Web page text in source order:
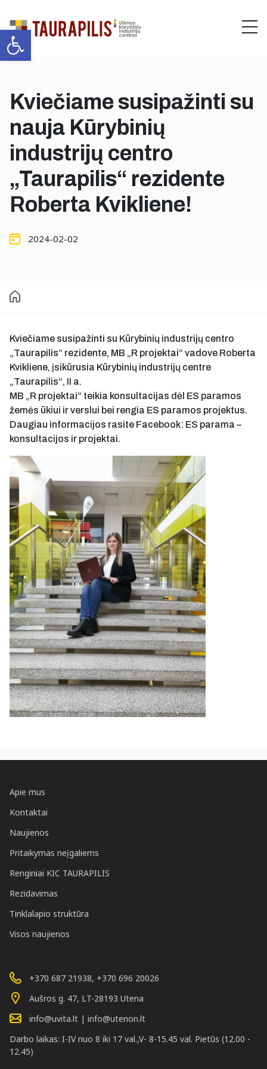
Open toolbar
Kviečiame susipažinti su
nauja Kūrybinių
industrijų centro
„Taurapilis“ rezidente
Roberta Kvikliene!
2024-02-02
Kviečiame susipažinti su Kūrybinių industrijų centro
„Taurapilis“ rezidente, MB „R projektai“ vadove Roberta
Kvikliene, įsikūrusia Kūrybinių industrijų centre
„Taurapilis“, II a.
MB „R projektai“ teikia konsultacijas dėl ES paramos
žemės ūkiui ir verslui bei rengia ES paramos projektus.
Daugiau informacijos rasite Facebook: ES parama –
konsultacijos ir projektai.
Apie mus
Kontaktai
Naujienos
Pritaikymas neįgaliems
Renginiai KIC TAURAPILIS
Rezidavimas
Tinklalapio struktūra
Visos naujienos
+370 687 21938, +370 696 20026
Aušros g. 47, LT-28193 Utena
info@uvita.lt | info@utenon.lt
Darbo laikas: I-IV nuo 8 iki 17 val.,V- 8-15.45 val. Pietūs (12.00 -
12.45)